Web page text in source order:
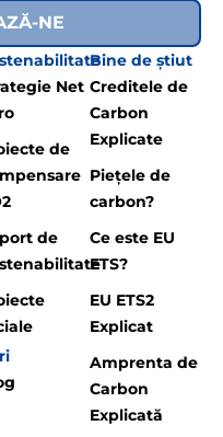
NE
Net
de
de
Bine de știut
Creditele de
Carbon
Explicate
Piețele de
carbon?
Ce este EU
ETS?
EU ETS2
Explicat
Amprenta de
Carbon
Explicată